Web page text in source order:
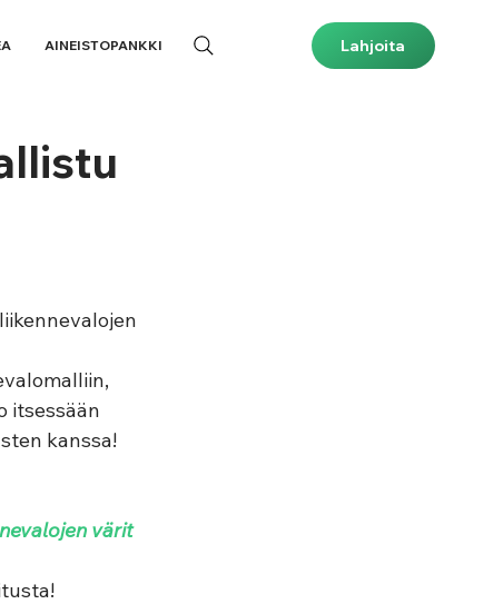
AINEISTOPANKKI Lahjoita
itsessään
kanssa!
värit